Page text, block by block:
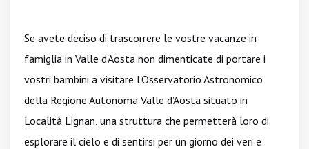
Se avete deciso di trascorrere le vostre vacanze in
famiglia in Valle d'Aosta non dimenticate di portare i
vostri bambini a visitare l'Osservatorio Astronomico
della Regione Autonoma Valle d’Aosta situato in
Località Lignan, una struttura che permetterà loro di
esplorare il cielo e di sentirsi per un giorno dei veri e